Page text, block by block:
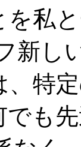
私
新し
特
も